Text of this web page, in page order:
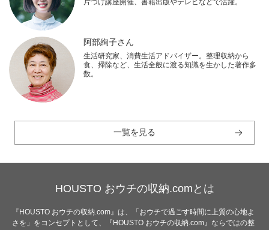
片づけ講座開催、書籍出版やテレビなどで活躍。
阿部絢子さん
生活研究家、消費生活アドバイザー。整理収納から
食、掃除など、生活全般に渡る知識を生かした著作多
数。
一覧を見る
HOUSTO おウチの収納.comとは
『HOUSTO おウチの収納.com』は、「おウチで過ごす時間に上質の心地よ
さを」をコンセプトとして、『HOUSTO おウチの収納.com』ならではの整